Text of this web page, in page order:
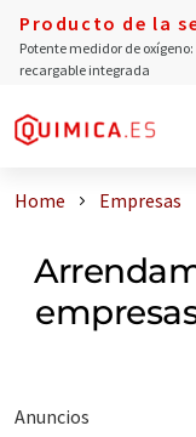
Producto de la
Potente medidor de
recargable integrada
Home Empresas
Anuncios